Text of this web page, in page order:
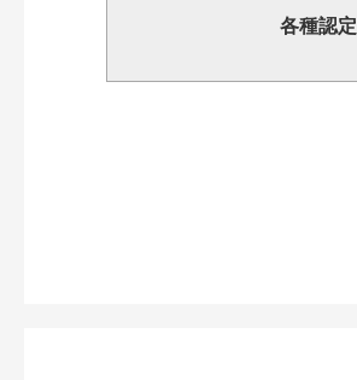
各種認定